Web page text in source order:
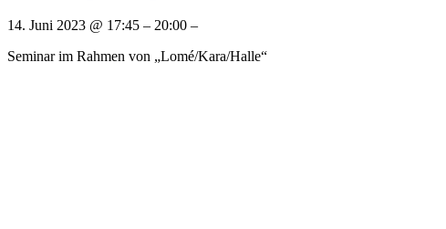
14. Juni 2023 @ 17:45 – 20:00 –
Seminar im Rahmen von „Lomé/Kara/Halle“